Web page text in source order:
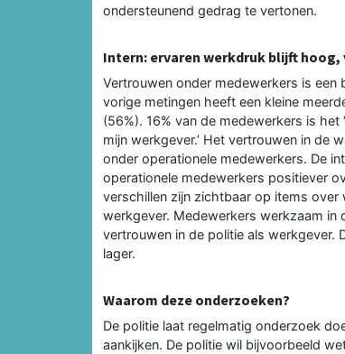
ondersteunend gedrag te vertonen.
Intern: ervaren werkdruk blijft hoog,
Vertrouwen onder medewerkers is
vorige metingen heeft een kleine
(56%). 16% van de medewerkers is het
mijn werkgever.’ Het vertrouwen in de
onder operationele medewerkers. De
operationele medewerkers positiever
verschillen zijn zichtbaar op items
werkgever. Medewerkers werkzaam in
vertrouwen in de politie als werkgever.
lager.
Waarom deze onderzoeken?
De politie laat regelmatig onderzoek
aankijken. De politie wil bijvoorbeeld